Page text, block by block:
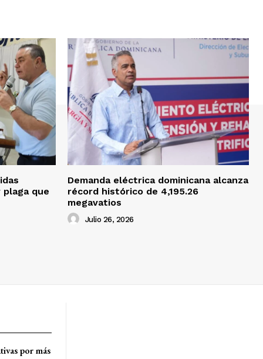
que
Demanda eléctrica dominicana alcanza
récord histórico de 4,195.26
megavatios
Julio 26, 2026
por más